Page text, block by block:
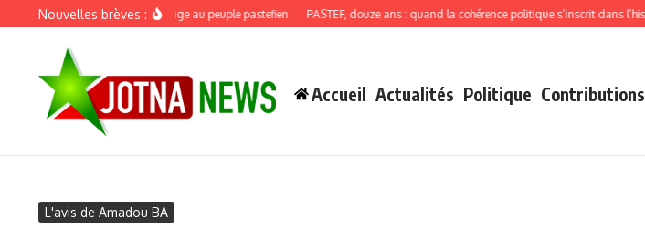
Aller au contenu
Nouvelles brèves :
Discours de recadrage au peuple pastefien PASTEF, douze ans : quand la cohérence politique s’inscrit dans l’histoire
Accueil Actualités Politique Contributions
L'avis de Amadou BA